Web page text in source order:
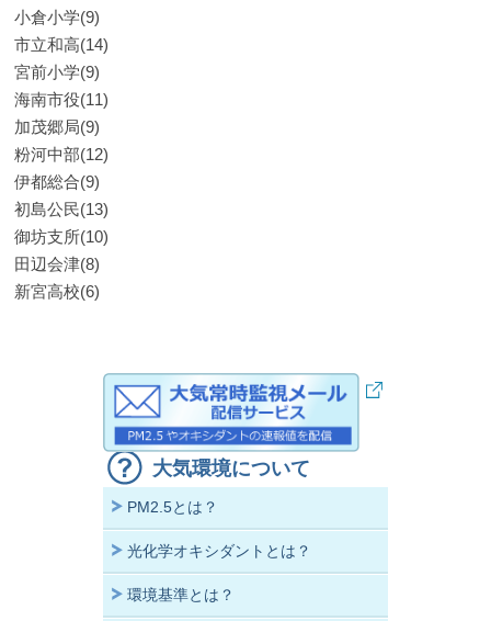
小倉小学(9)
市立和高(14)
宮前小学(9)
海南市役(11)
加茂郷局(9)
粉河中部(12)
伊都総合(9)
初島公民(13)
御坊支所(10)
田辺会津(8)
新宮高校(6)
大気環境について
PM2.5とは？
光化学オキシダントとは？
環境基準とは？